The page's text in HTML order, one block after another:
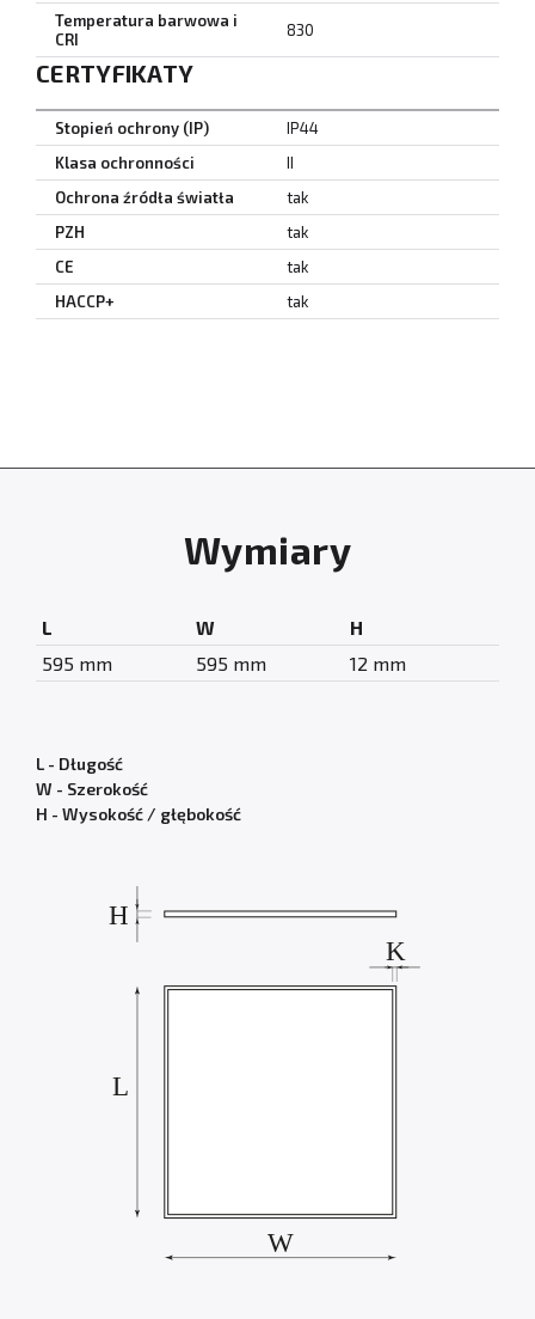
Temperatura barwowa i
CRI
830
CERTYFIKATY
Stopień ochrony (IP)
IP44
Klasa ochronności
II
Ochrona źródła światła
tak
PZH
tak
CE
tak
HACCP+
tak
Wymiary
L W
H
595 mm
595 mm 12 mm
L - Długość
W - Szerokość
H - Wysokość / głębokość